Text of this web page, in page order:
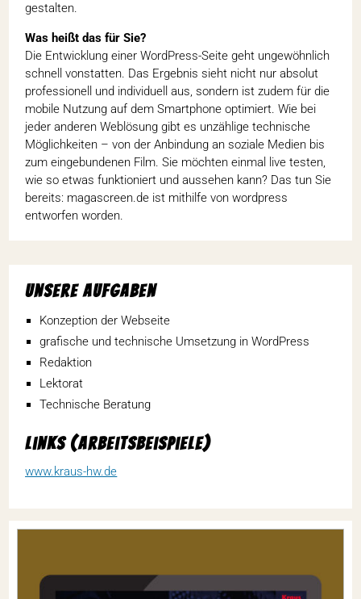
gestalten.
Was heißt das für Sie?
Die Entwick­lung einer WordPress-Seite geht unge­wöhn­lich
schnell vonstatten. Das Ergebnis sieht nicht nur absolut
profes­sio­nell und indi­vi­duell aus, sondern ist zudem für die
mobile Nutzung auf dem Smart­phone opti­miert. Wie bei
jeder anderen Weblö­sung gibt es unzäh­lige tech­ni­sche
Möglich­keiten – von der Anbin­dung an soziale Medien bis
zum einge­bun­denen Film. Sie möchten einmal live testen,
wie so etwas funk­tio­niert und aussehen kann? Das tun Sie
bereits: magascreen.de ist mithilfe von word­press
entworfen worden.
Unsere Aufgaben
Konzep­tion der Webseite
grafi­sche und tech­ni­sche Umset­zung in WordPress
Redak­tion
Lektorat
Tech­ni­sche Beratung
Links (Arbeits­bei­spiele)
www.kraus-hw.de